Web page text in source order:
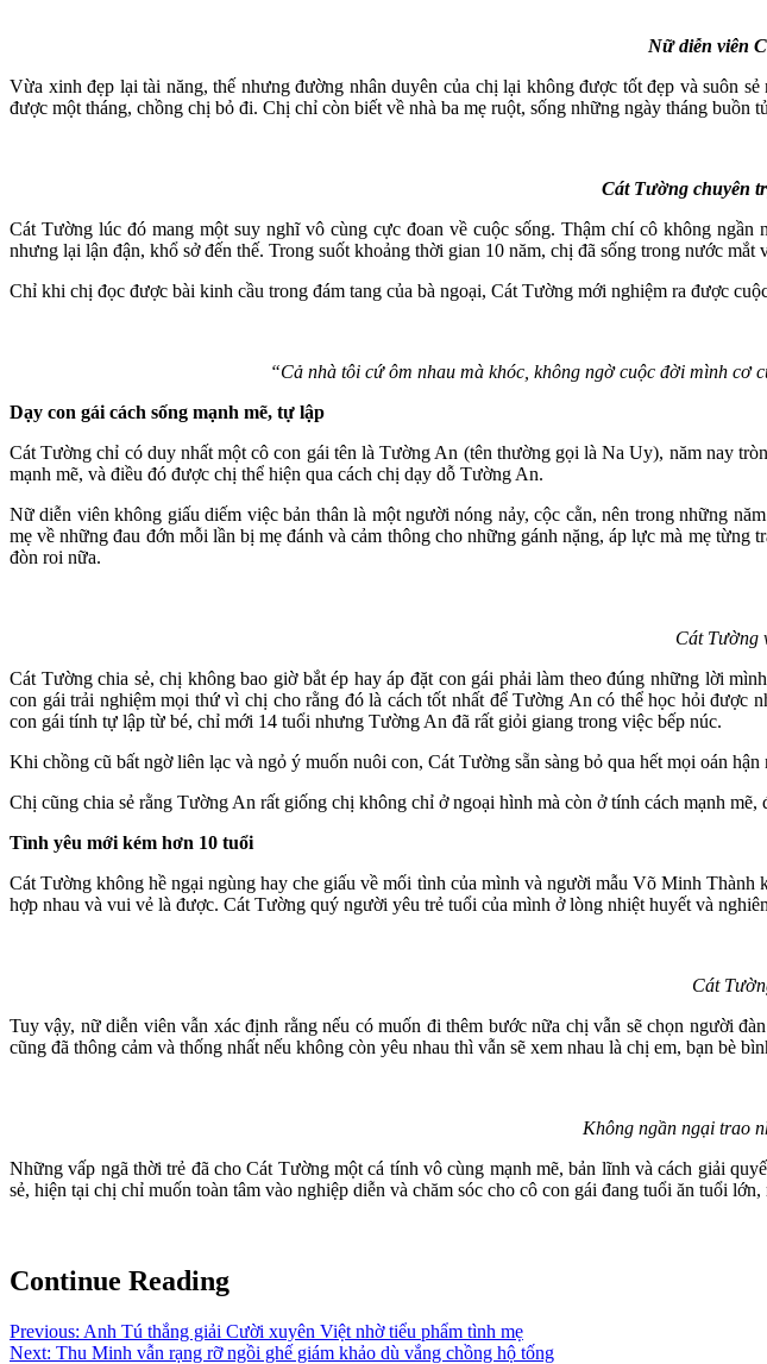
Nữ diễn viên
Vừa xinh đẹp lại tài năng, thế nhưng đường nhân duyên của chị lại không được tốt đẹp và suôn
được một tháng, chồng chị bỏ đi. Chị chỉ còn biết về nhà ba mẹ ruột, sống những ngày tháng buồn
Cát Tường chuyên
Cát Tường lúc đó mang một suy nghĩ vô cùng cực đoan về cuộc sống. Thậm chí cô không
nhưng lại lận đận, khổ sở đến thế. Trong suốt khoảng thời gian 10 năm, chị đã sống trong nước mắt
Chỉ khi chị đọc được bài kinh cầu trong đám tang của bà ngoại, Cát Tường mới nghiệm ra được
“Cả nhà tôi cứ ôm nhau mà khóc, không ngờ cuộc đời mình
Dạy con gái cách sống mạnh mẽ, tự lập
Cát Tường chỉ có duy nhất một cô con gái tên là Tường An (tên thường gọi là Na Uy), năm nay
mạnh mẽ, và điều đó được chị thể hiện qua cách chị dạy dỗ Tường An.
Nữ diễn viên không giấu diếm việc bản thân là một người nóng nảy, cộc cằn, nên trong những
mẹ về những đau đớn mỗi lần bị mẹ đánh và cảm thông cho những gánh nặng, áp lực mà mẹ
đòn roi nữa.
Cát Tường
Cát Tường chia sẻ, chị không bao giờ bắt ép hay áp đặt con gái phải làm theo đúng những lời
con gái trải nghiệm mọi thứ vì chị cho rằng đó là cách tốt nhất để Tường An có thể học hỏi được
con gái tính tự lập từ bé, chỉ mới 14 tuổi nhưng Tường An đã rất giỏi giang trong việc bếp núc.
Khi chồng cũ bất ngờ liên lạc và ngỏ ý muốn nuôi con, Cát Tường sẵn sàng bỏ qua hết mọi oán
Chị cũng chia sẻ rằng Tường An rất giống chị không chỉ ở ngoại hình mà còn ở tính cách mạnh mẽ,
Tình yêu mới kém hơn 10 tuổi
Cát Tường không hề ngại ngùng hay che giấu về mối tình của mình và người mẫu Võ Minh
hợp nhau và vui vẻ là được. Cát Tường quý người yêu trẻ tuổi của mình ở lòng nhiệt huyết và
Cát
Tuy vậy, nữ diễn viên vẫn xác định rằng nếu có muốn đi thêm bước nữa chị vẫn sẽ chọn người
cũng đã thông cảm và thống nhất nếu không còn yêu nhau thì vẫn sẽ xem nhau là chị em, bạn bè
Không ngần ngại trao
Những vấp ngã thời trẻ đã cho Cát Tường một cá tính vô cùng mạnh mẽ, bản lĩnh và cách giải
sẻ, hiện tại chị chỉ muốn toàn tâm vào nghiệp diễn và chăm sóc cho cô con gái đang tuổi ăn tuổi
Continue Reading
Previous: Anh Tú thắng giải Cười xuyên Việt nhờ tiểu phẩm tình mẹ
Next: Thu Minh vẫn rạng rỡ ngồi ghế giám khảo dù vắng chồng hộ tống